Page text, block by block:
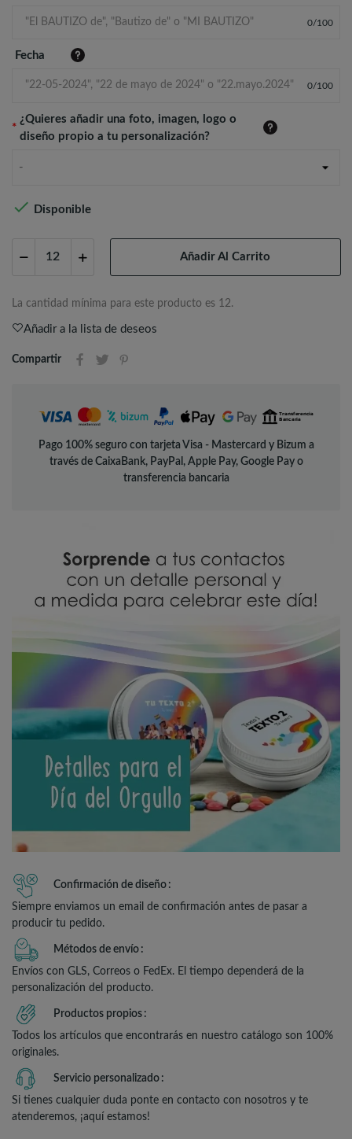
0/100
Fecha
0/100
*
¿Quieres añadir una foto, imagen, logo o
diseño propio a tu personalización?
-
 Disponible
Añadir Al Carrito
La cantidad mínima para este producto es 12.
Añadir a la lista de deseos
Compartir
Pago 100% seguro con tarjeta Visa - Mastercard y Bizum a
través de CaixaBank, PayPal, Apple Pay, Google Pay o
transferencia bancaria
Confirmación de diseño
Siempre enviamos un email de confirmación antes de pasar a
producir tu pedido.
Métodos de envío
Envíos con GLS, Correos o FedEx. El tiempo dependerá de la
personalización del producto.
Productos propios
Todos los artículos que encontrarás en nuestro catálogo son 100%
originales.
Servicio personalizado
Si tienes cualquier duda ponte en contacto con nosotros y te
atenderemos, ¡aquí estamos!